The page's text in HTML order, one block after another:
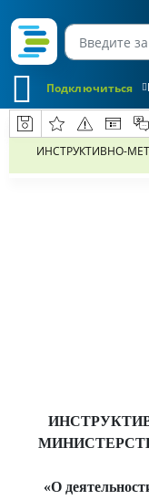
Подключиться
«О